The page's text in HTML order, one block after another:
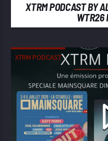
XTRM PODCAST BY
WTR26
XTRM PODCAST